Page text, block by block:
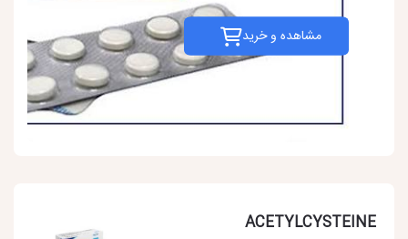
مشاهده و خرید
ACETYLCYSTEINE